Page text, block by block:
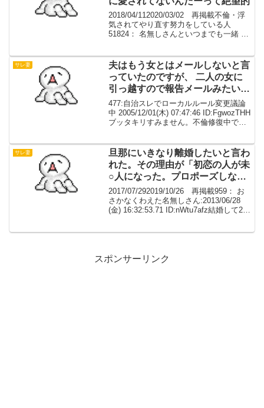
2018/04/112020/03/02 再掲載不倫・浮
気されてやり直す努力をしている人
51824： 名無しさんといつまでも一緒 投
もすぐバ...
サレ妻
夫はもう女とはメールしないと言
っていたのですが、 二人の女に
引っ越すので報告メールみたいな
ものをしていました。
477:自治スレでローカルルール変更議論
中 2005/12/01(木) 07:47:46 ID:FgwozTHH
ブッタキリすみません。不倫修復中で、
で報告メールみたい...
サレ妻
旦那にいきなり離婚したいと言わ
れた。その理由が「初恋の人が未
○人になった。プロポーズしない
と、他の男に取られてしまう」だ
ったこと
2017/07/292019/10/26 再掲載959： お
さかなくわえた名無しさん:2013/06/28
(金) 16:32:53.71 ID:nWtu7afz結婚して20
スポンサーリンク